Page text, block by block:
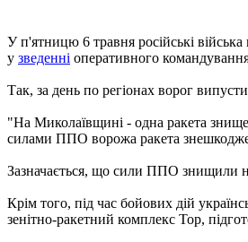
У п'ятницю 6 травня російські
у зведенні оперативного
Так, за день по регіонах ворог
"На Миколаївщині - одна ракета
силами ППО ворожа ракета
Зазначається, що сили ППО знищили
Крім того, під час бойових дій
зенітно-ракетний комплекс Тор,